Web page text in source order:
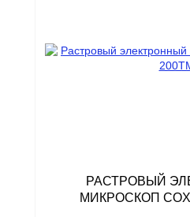
РАСТРОВЫЙ
МИКРОСКОП